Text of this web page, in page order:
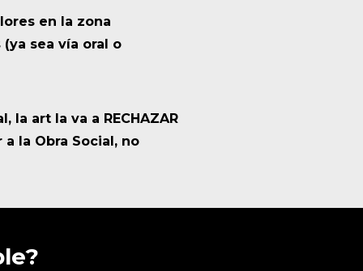
en la zona
sea vía oral o
art la va a RECHAZAR
a la Obra Social, no